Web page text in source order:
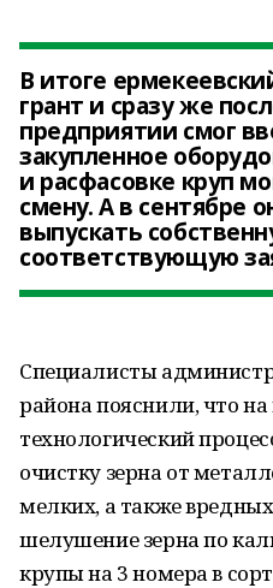
В итоге
грант и сразу же
предприятии смог
закупленное
и расфасовке круп
смену. А в сентябре
выпускать
соответствующую
Специалисты
района пояснили, что на
технологический
очистку зерна от
мелких, а также
шелушение зерна по
крупы на 3 номера в